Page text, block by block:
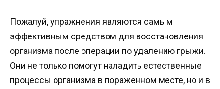
Пожалуй, упражнения являются самым
эффективным средством для восстановления
организма после операции по удалению грыжи.
Они не только помогут наладить естественные
процессы организма в пораженном месте, но и в